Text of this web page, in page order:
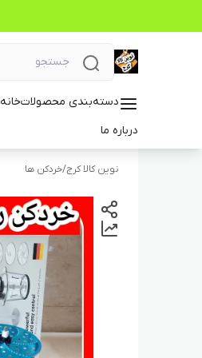
دسته‌بندی محصولاتخانه
درباره ما
نوین کالا کرج/خردکن ها